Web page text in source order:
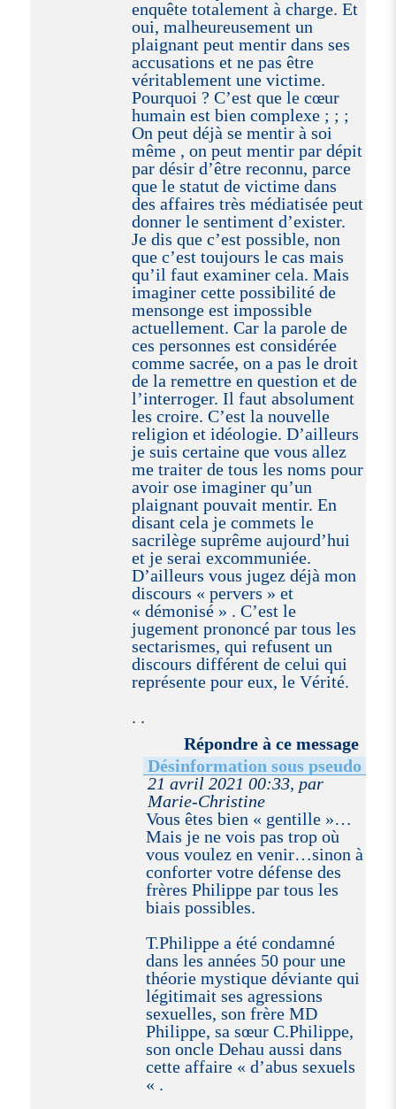
enquête totalement à charge. Et
oui, malheureusement un
plaignant peut mentir dans ses
accusations et ne pas être
véritablement une victime.
Pourquoi ? C’est que le cœur
humain est bien complexe ; ; ;
On peut déjà se mentir à soi
même , on peut mentir par dépit
par désir d’être reconnu, parce
que le statut de victime dans
des affaires très médiatisée peut
donner le sentiment d’exister.
Je dis que c’est possible, non
que c’est toujours le cas mais
qu’il faut examiner cela. Mais
imaginer cette possibilité de
mensonge est impossible
actuellement. Car la parole de
ces personnes est considérée
comme sacrée, on a pas le droit
de la remettre en question et de
l’interroger. Il faut absolument
les croire. C’est la nouvelle
religion et idéologie. D’ailleurs
je suis certaine que vous allez
me traiter de tous les noms pour
avoir ose imaginer qu’un
plaignant pouvait mentir. En
disant cela je commets le
sacrilège suprême aujourd’hui
et je serai excommuniée.
D’ailleurs vous jugez déjà mon
discours « pervers » et
« démonisé » . C’est le
jugement prononcé par tous les
sectarismes, qui refusent un
discours différent de celui qui
représente pour eux, le Vérité.
. .
Répondre à ce message
Désinformation sous pseudo
21 avril 2021 00:33, par
Marie-Christine
Vous êtes bien « gentille »…
Mais je ne vois pas trop où
vous voulez en venir…sinon à
conforter votre défense des
frères Philippe par tous les
biais possibles.
T.Philippe a été condamné
dans les années 50 pour une
théorie mystique déviante qui
légitimait ses agressions
sexuelles, son frère MD
Philippe, sa sœur C.Philippe,
son oncle Dehau aussi dans
cette affaire « d’abus sexuels
« .